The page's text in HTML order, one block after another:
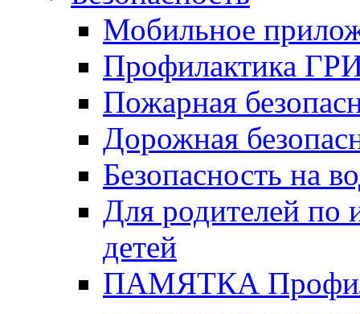
Мобильное
Профилактика
Пожарная
Дорожная
Безопасность на
Для родителей по
детей
ПАМЯТКА